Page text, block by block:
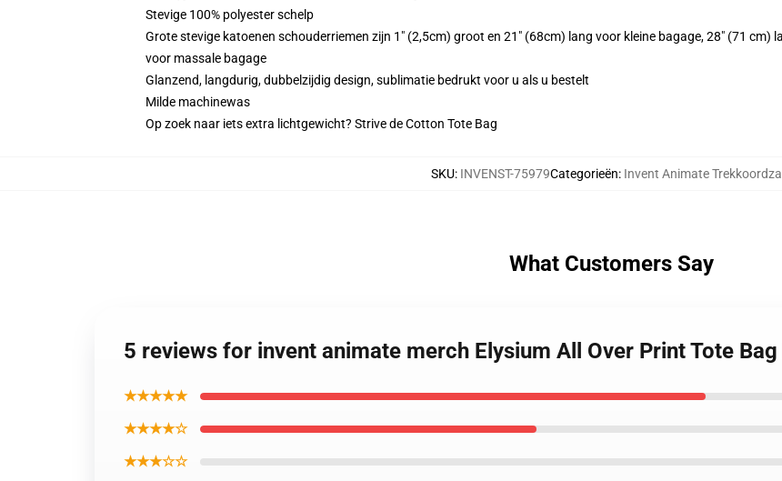
Stevige 100% polyester schelp
Grote stevige katoenen schouderriemen zijn 1" (2,5cm) groot en 21" (68cm) lang voor kleine bagage, 28" (71 cm)
voor massale bagage
Glanzend, langdurig, dubbelzijdig design, sublimatie bedrukt voor u als u bestelt
Milde machinewas
Op zoek naar iets extra lichtgewicht? Strive de Cotton Tote Bag
SKU: INVENST-75979Categorieën: Invent Animate
What Customers Say
5 reviews for invent animate merch Elysium All Over Print Tote Bag
★★★★★
★★★★☆
★★★☆☆